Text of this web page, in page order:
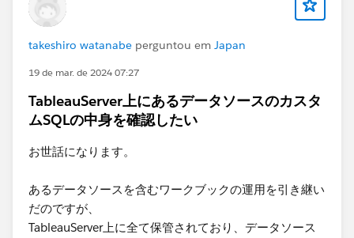
takeshiro watanabe perguntou em Japan
19 de mar. de 2024 07:27
TableauServer上にあるデータソースのカスタ
ムSQLの中身を確認したい
お世話になります。
あるデータソースを含むワークブックの運用を引き継い
だのですが、
TableauServer上に全て保管されており、データソース